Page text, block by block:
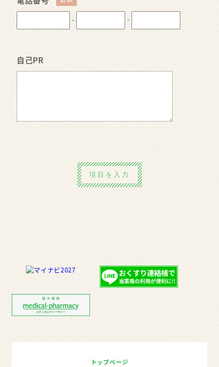
- -
自己PR
トップページ